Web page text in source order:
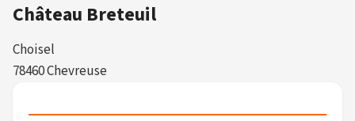
Château Breteuil
Choisel
78460 Chevreuse